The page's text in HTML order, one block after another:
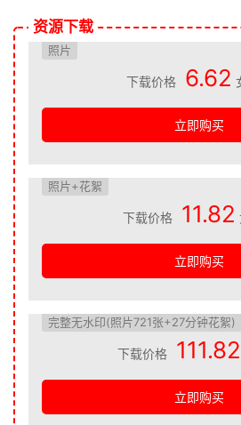
资源下载
照片
下载价格 6.62
立即购买
照片+花絮
下载价格 11.82
立即购买
完整无水印(照片721张+27分钟花絮)
下载价格 111.82
立即购买